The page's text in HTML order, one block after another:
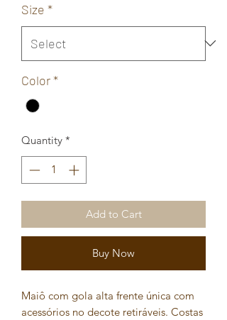
Size *
Color*
Quantity *
Add to Cart
Buy Now
Maiô com gola alta frente única com
acessórios no decote retiráveis. Costas